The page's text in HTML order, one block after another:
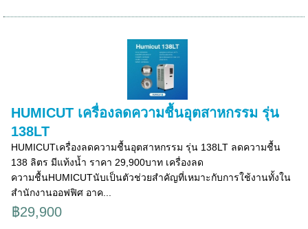
HUMICUT เครื่องลดความชื้นอุตสาหกรรม รุ่น
138LT
HUMICUTเครื่องลดความชื้นอุตสาหกรรม รุ่น 138LT ลดความชื้น
138 ลิตร มีแท้งน้ำ ราคา 29,900บาท เครื่องลด
ความชื้นHUMICUTนับเป็นตัวช่วยสำคัญที่เหมาะกับการใช้งานทั้งใน
สำนักงานออฟฟิศ อาค...
฿29,900